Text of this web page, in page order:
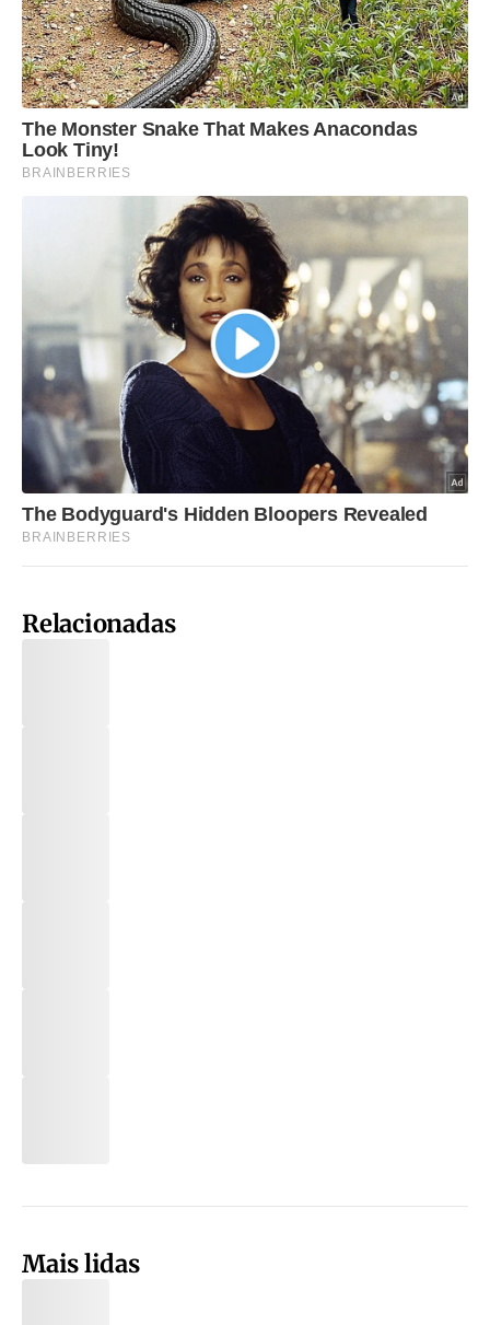
Relacionadas
Mais lidas